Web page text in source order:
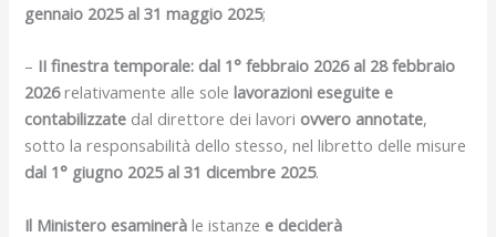
gennaio 2025 al 31 maggio 2025;
– II finestra temporale: dal 1° febbraio 2026 al 28 febbraio
2026relativamente alle solelavorazioni eseguite e
contabilizzate dal direttore dei lavori ovvero annotate,
sotto la responsabilità dello stesso, nel libretto delle misure
dal 1° giugno 2025 al 31 dicembre 2025.
Il Ministero esaminerà le istanze e deciderà